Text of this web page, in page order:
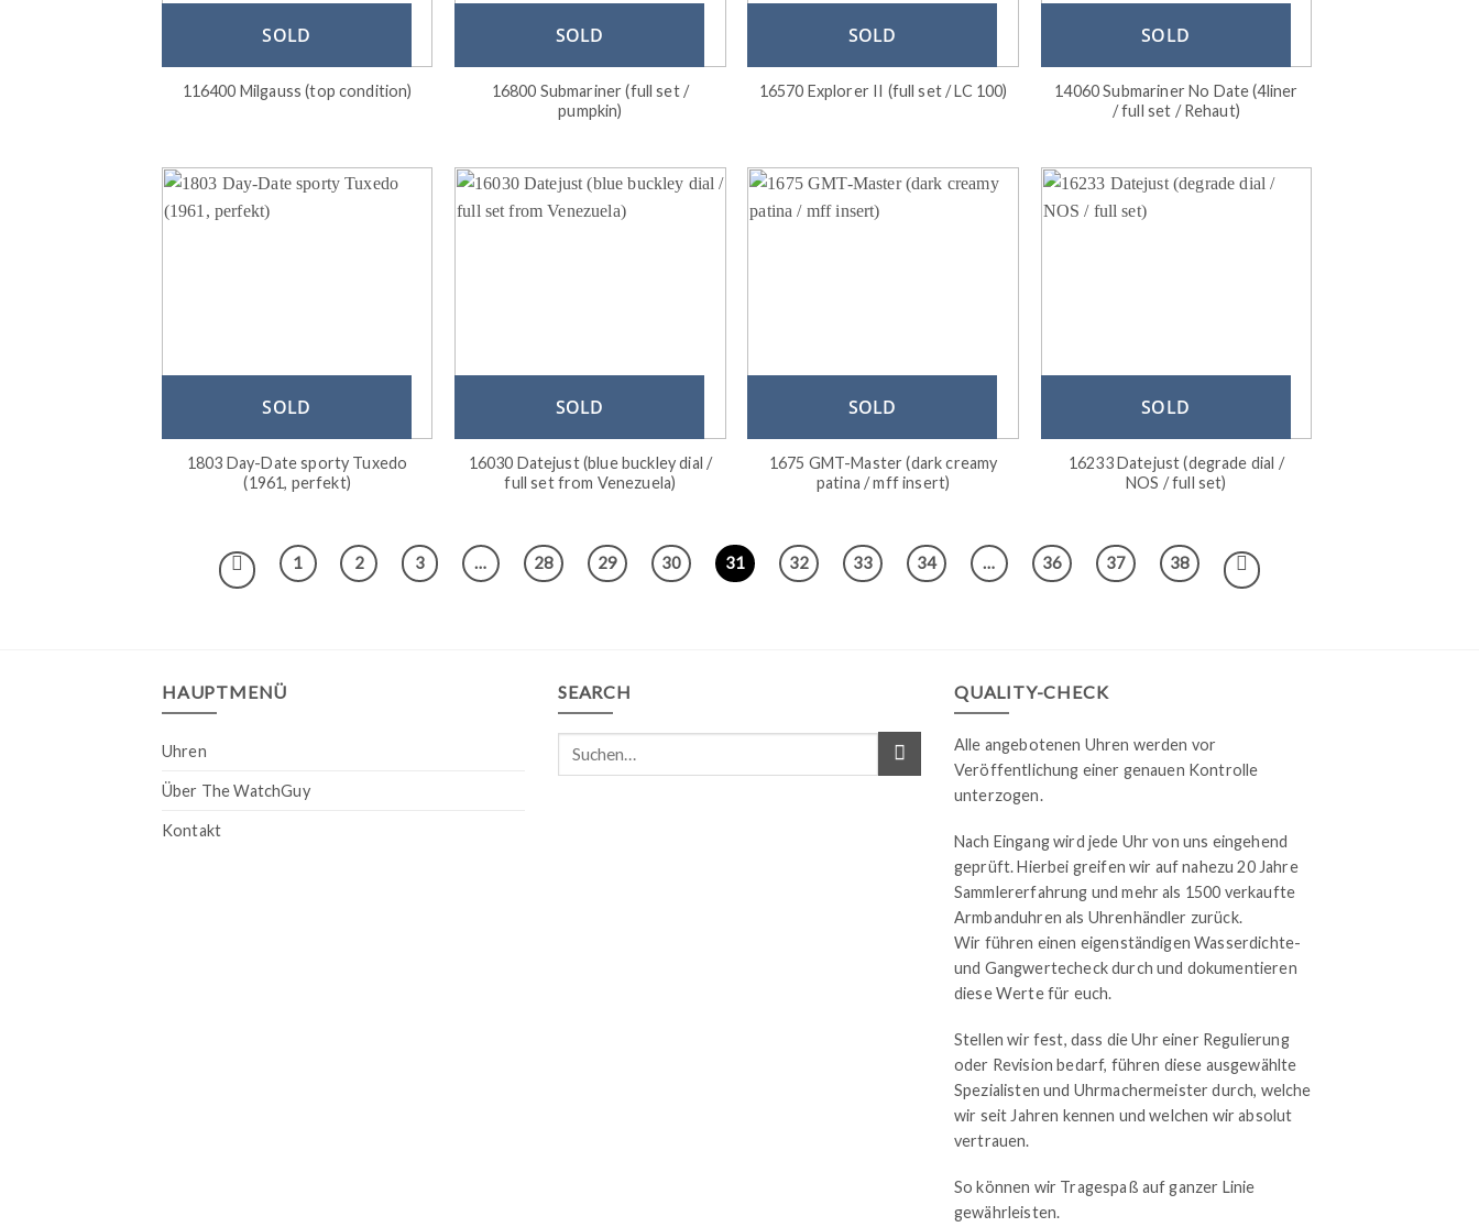
SOLD
116400 Milgauss (top condition)
SOLD
16800 Submariner (full set /
pumpkin)
SOLD
16570 Explorer II (full set / LC 100)
SOLD
14060 Submariner No Date (4liner
/ full set / Rehaut)
SOLD
1803 Day-Date sporty Tuxedo
(1961, perfekt)
SOLD
16030 Datejust (blue buckley dial /
full set from Venezuela)
SOLD
1675 GMT-Master (dark creamy
patina / mff insert)
SOLD
16233 Datejust (degrade dial /
NOS / full set)
1 2 3 … 28 29 30 31 32 33 34 … 36 37 38
HAUPTMENÜ
Uhren
Über The WatchGuy
Kontakt
SEARCH QUALITY-CHECK
Alle angebotenen Uhren werden vor
Veröffentlichung einer genauen Kontrolle
unterzogen.
Nach Eingang wird jede Uhr von uns eingehend
geprüft. Hierbei greifen wir auf nahezu 20 Jahre
Sammlererfahrung und mehr als 1500 verkaufte
Armbanduhren als Uhrenhändler zurück.
Wir führen einen eigenständigen Wasserdichte-
und Gangwertecheck durch und dokumentieren
diese Werte für euch.
Stellen wir fest, dass die Uhr einer Regulierung
oder Revision bedarf, führen diese ausgewählte
Spezialisten und Uhrmachermeister durch, welche
wir seit Jahren kennen und welchen wir absolut
vertrauen.
So können wir Tragespaß auf ganzer Linie
gewährleisten.